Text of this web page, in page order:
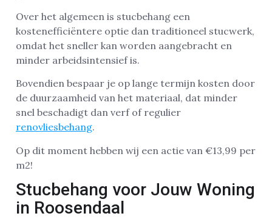
Over het algemeen is stucbehang een
kostenefficiëntere optie dan traditioneel stucwerk,
omdat het sneller kan worden aangebracht en
minder arbeidsintensief is.
Bovendien bespaar je op lange termijn kosten door
de duurzaamheid van het materiaal, dat minder
snel beschadigt dan verf of regulier
renovliesbehang.
Op dit moment hebben wij een actie van €13,99 per
m2!
Stucbehang voor Jouw Woning
in Roosendaal